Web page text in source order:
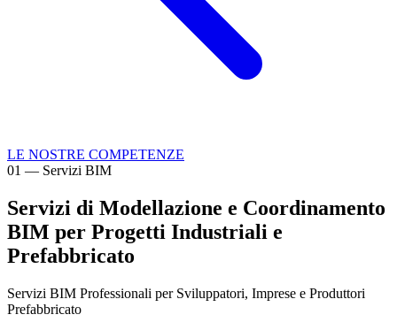
LE NOSTRE COMPETENZE
01 — Servizi BIM
Servizi di Modellazione e Coordinamento
BIM per Progetti Industriali e
Prefabbricato
Servizi BIM Professionali per Sviluppatori, Imprese e Produttori
Prefabbricato